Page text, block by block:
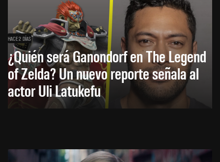
HACE 2 DÍAS
¿Quién será Ganondorf en The Legend
of Zelda? Un nuevo reporte señala al
actor Uli Latukefu